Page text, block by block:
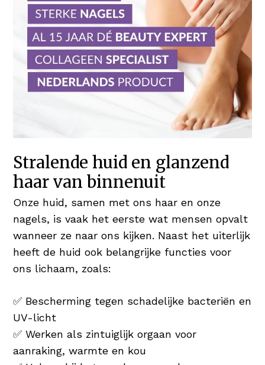
Stralende huid en glanzend
haar van binnenuit
Onze huid, samen met ons haar en onze
nagels, is vaak het eerste wat mensen opvalt
wanneer ze naar ons kijken. Naast het uiterlijk
heeft de huid ook belangrijke functies voor
ons lichaam, zoals:
✅ Bescherming tegen schadelijke bacteriën en
UV-licht
✅ Werken als zintuiglijk orgaan voor
aanraking, warmte en kou